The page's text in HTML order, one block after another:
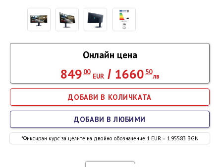
Онлайн цена
849 00
EUR / 1660 50
лв
*Фиксиран курс за целите на двойно обозначение 1 EUR = 1.95583 BGN
ДОБАВИ В ЛЮБИМИ